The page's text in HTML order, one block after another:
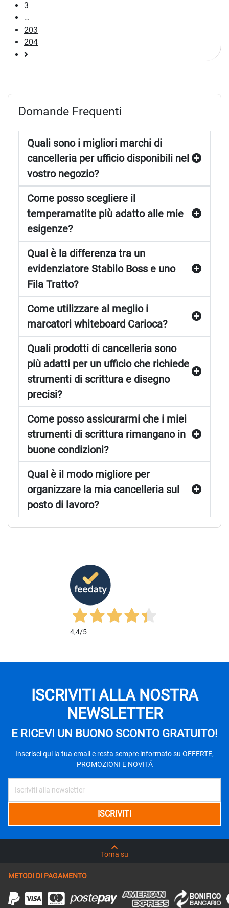
3
…
203
204
Domande Frequenti
Quali sono i migliori marchi di
cancelleria per ufficio disponibili nel
vostro negozio?
Come posso scegliere il
temperamatite più adatto alle mie
esigenze?
Qual è la differenza tra un
evidenziatore Stabilo Boss e uno
Fila Tratto?
Come utilizzare al meglio i
marcatori whiteboard Carioca?
Quali prodotti di cancelleria sono
più adatti per un ufficio che richiede
strumenti di scrittura e disegno
precisi?
Come posso assicurarmi che i miei
strumenti di scrittura rimangano in
buone condizioni?
Qual è il modo migliore per
organizzare la mia cancelleria sul
posto di lavoro?
4,4/5
ISCRIVITI ALLA NOSTRA
NEWSLETTER
E RICEVI UN BUONO SCONTO GRATUITO!
Inserisci qui la tua email e resta sempre informato su OFFERTE,
PROMOZIONI E NOVITÁ
Torna su
METODI DI PAGAMENTO